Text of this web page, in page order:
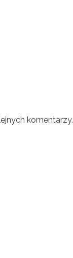
komentarzy.